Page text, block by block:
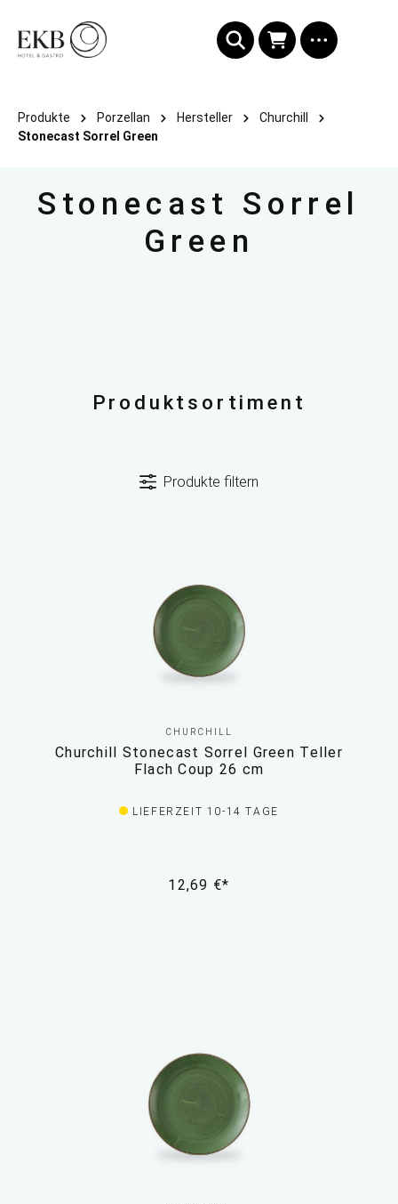
Produkte Porzellan Hersteller
Churchill
Stonecast Sorrel Green
Stonecast Sorrel
Green
Produktsortiment
Produkte filtern
CHURCHILL
Churchill Stonecast Sorrel Green Teller
Flach Coup 26 cm
LIEFERZEIT 10-14 TAGE
12,69 €*